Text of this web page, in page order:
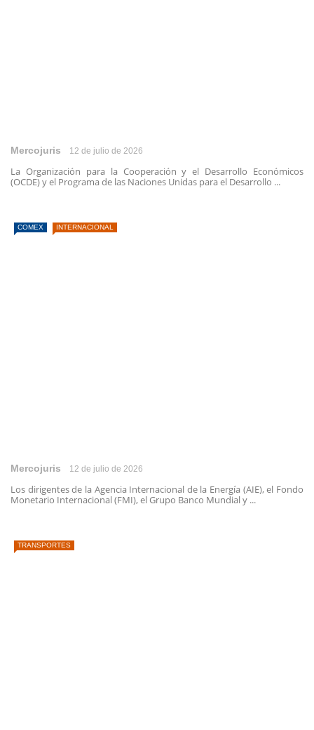
Mercojuris 12 de julio de 2026
La Organización para la Cooperación y el Desarrollo Económicos
(OCDE) y el Programa de las Naciones Unidas para el Desarrollo ...
COMEX INTERNACIONAL
Mercojuris 12 de julio de 2026
Los dirigentes de la Agencia Internacional de la Energía (AIE), el Fondo
Monetario Internacional (FMI), el Grupo Banco Mundial y ...
TRANSPORTES